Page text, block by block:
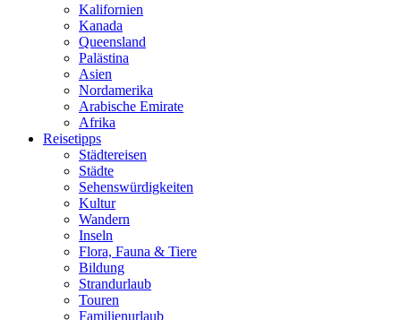
Kalifornien
Kanada
Queensland
Palästina
Asien
Nordamerika
Arabische Emirate
Afrika
Reisetipps
Städtereisen
Städte
Sehenswürdigkeiten
Kultur
Wandern
Inseln
Flora, Fauna & Tiere
Bildung
Strandurlaub
Touren
Familienurlaub